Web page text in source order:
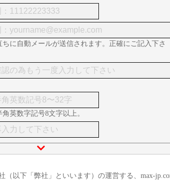
ちに自動メールが送信されます。正確にご記入下さ
角英数字記号8文字以上。